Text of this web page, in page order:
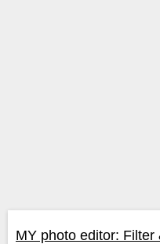
MY photo editor: Filter